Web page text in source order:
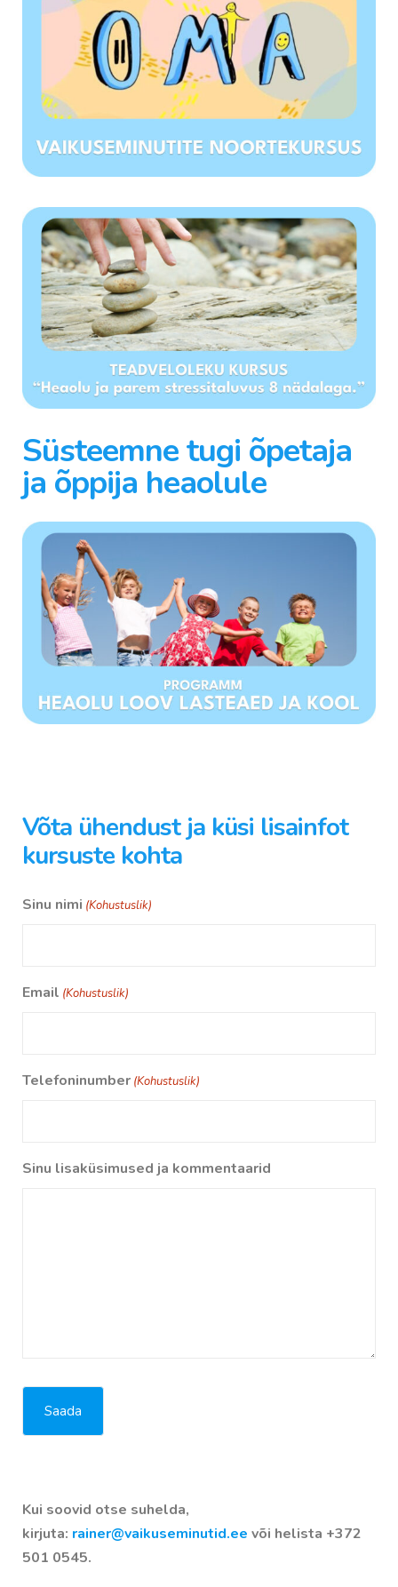
Süsteemne tugi õpetaja
ja õppija heaolule
Võta ühendust ja küsi lisainfot
kursuste kohta
Sinu nimi (Kohustuslik)
Email (Kohustuslik)
Telefoninumber (Kohustuslik)
Sinu lisaküsimused ja kommentaarid
Kui soovid otse suhelda,
kirjuta: rainer@vaikuseminutid.ee või helista +372
501 0545.